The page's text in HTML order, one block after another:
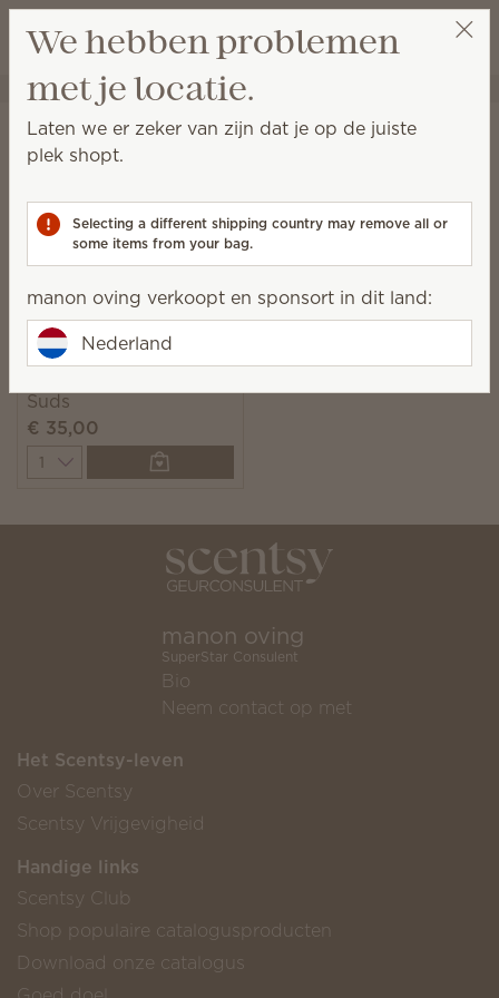
Verlanglijst
Winkeltas
manon oving Ontvang een beloningslink
Scentsy Suds
afbreekbare wasmiddeldoekjes met frisse geuren.
1 Resultaat
Filter Relevantie
Clothesline Scentsy
Suds
€ 35,00
Quantity
manon oving
SuperStar Consulent
Bio
Neem contact op met
Het Scentsy-leven
Over Scentsy
Scentsy Vrijgevigheid
Handige links
Scentsy Club
Shop populaire catalogusproducten
Download onze catalogus
We hebben problemen
met je locatie.
Laten we er zeker van zijn dat je op de juiste
plek shopt.
Selecting a different shipping country may remove all or
some items from your bag.
manon oving verkoopt en sponsort in dit land:
Nederland